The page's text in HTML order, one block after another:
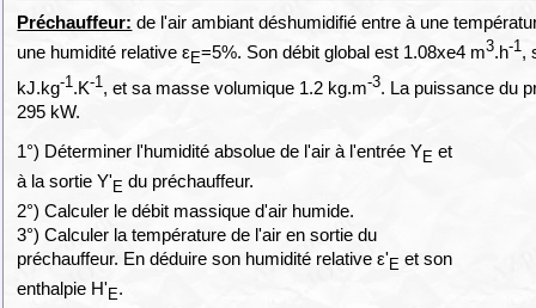
Préchauffeur: de l'air ambiant déshumidifié entre à une
une humidité relative εE=5%. Son débit global est 1.08xe4 m3.h-1,
kJ.kg-1.K-1, et sa masse volumique 1.2 kg.m-3. La puissance du
295 kW.
1°) Déterminer l'humidité absolue de l'air à l'entrée YE et
à la sortie Y' E du préchauffeur.
2°) Calculer le débit massique d'air humide.
3°) Calculer la température de l'air en sortie du
préchauffeur. En déduire son humidité relative ε' E et son
enthalpie H' E.